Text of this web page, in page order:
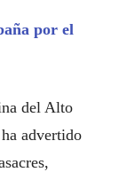
por el
del Alto
advertido